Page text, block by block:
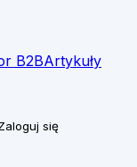
B2BArtykuły
się